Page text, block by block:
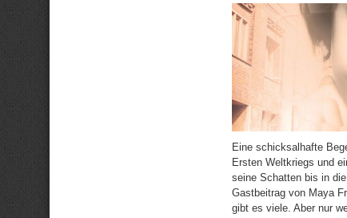
Eine schicksalhafte
Ersten Weltkriegs und
seine Schatten bis in
Gastbeitrag von Maya
gibt es viele. Aber nur